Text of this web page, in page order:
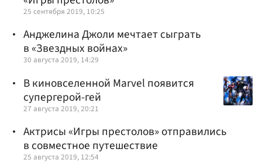
25 сентября 2019, 10:25
Анджелина Джоли мечтает сыграть
в «Звездных войнах»
30 августа 2019, 14:29
В киновселенной Marvel появится
супергерой-гей
27 августа 2019, 20:21
Актрисы «Игры престолов» отправились
в совместное путешествие
25 августа 2019, 12:54